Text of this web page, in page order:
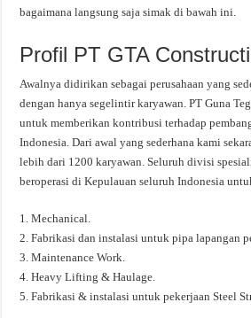
bagaimana langsung saja simak di bawah ini.
Profil PT GTA
Awalnya didirikan sebagai perusahaan yang
dengan hanya segelintir karyawan. PT Guna
untuk memberikan kontribusi terhadap
Indonesia. Dari awal yang sederhana kami
lebih dari 1200 karyawan. Seluruh divisi
beroperasi di Kepulauan seluruh Indonesia
1. Mechanical.
2. Fabrikasi dan instalasi untuk pipa lapangan
3. Maintenance Work.
4. Heavy Lifting & Haulage.
5. Fabrikasi & instalasi untuk pekerjaan Steel